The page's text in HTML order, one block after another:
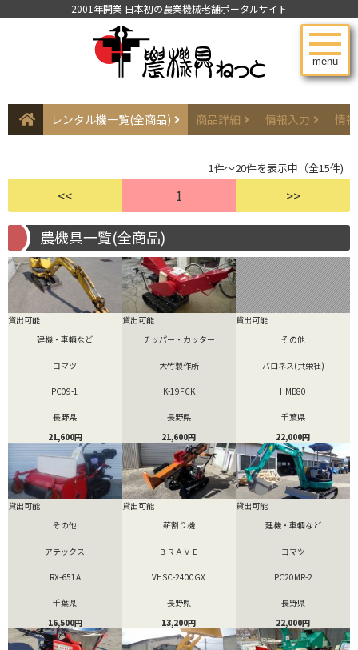
menu
2001年開業 日本初の農業機械老舗ポータルサイト
レンタル機一覧(全商品) 商品詳細 情報入力 情
1件～20件を表示中（全15件)
<< 1 >>
農機具一覧(全商品)
貸出可能
建機・車輌など
コマツ
PC09-1
長野県
21,600円
貸出可能
チッパー・カッター
大竹製作所
K-19FCK
長野県
21,600円
貸出可能
その他
バロネス(共栄社)
HMB80
千葉県
22,000円
貸出可能
その他
アテックス
RX-651A
千葉県
16,500円
貸出可能
薪割り機
ＢＲＡＶＥ
VHSC-2400GX
長野県
13,200円
貸出可能
建機・車輌など
コマツ
PC20MR-2
長野県
22,000円